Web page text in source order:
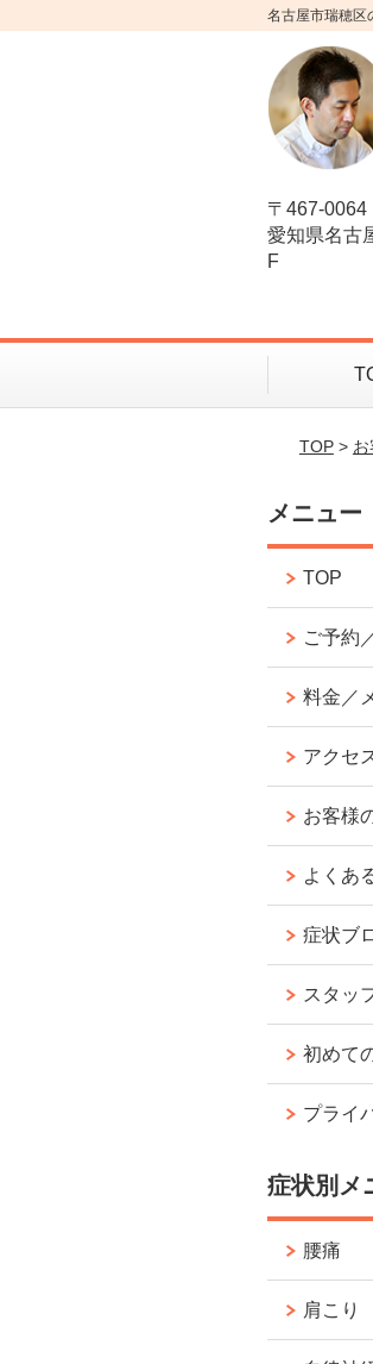
名古屋市瑞穂区
〒467-0064
愛知県名古
F
TOP>
メニュー
TOP
ご予約
料金／
アクセ
お客様
よくあ
症状ブ
スタッ
初めて
プライ
症状別メ
腰痛
肩こり